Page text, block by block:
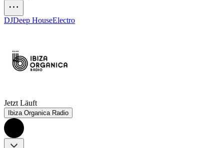
DJDeep HouseElectro
Jetzt Läuft
Ibiza Organica Radio